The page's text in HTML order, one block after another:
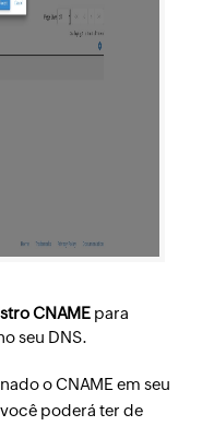
CNAME para
seu DNS.
o CNAME em seu
poderá ter de